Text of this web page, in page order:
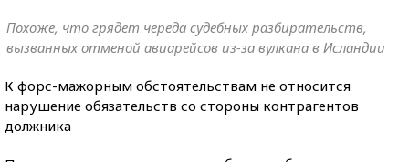
Похоже, что грядет череда судебных разбирательств,
вызванных отменой авиарейсов из-за вулкана в Исландии
К форс-мажорным обстоятельствам не относится
нарушение обязательств со стороны контрагентов
должника